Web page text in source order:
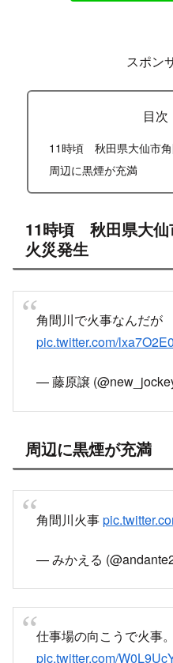
スポン
目次
11時頃 秋田県大仙市
周辺に黒煙が充満
11時頃 秋田県大仙
火災発生
角間川で火事なんだが
pic.twitter.com/
— 藤原譲
周辺に黒煙が充満
角間川火事
— みかえる
仕事場の向こうで火事。
pic.twitter.com/